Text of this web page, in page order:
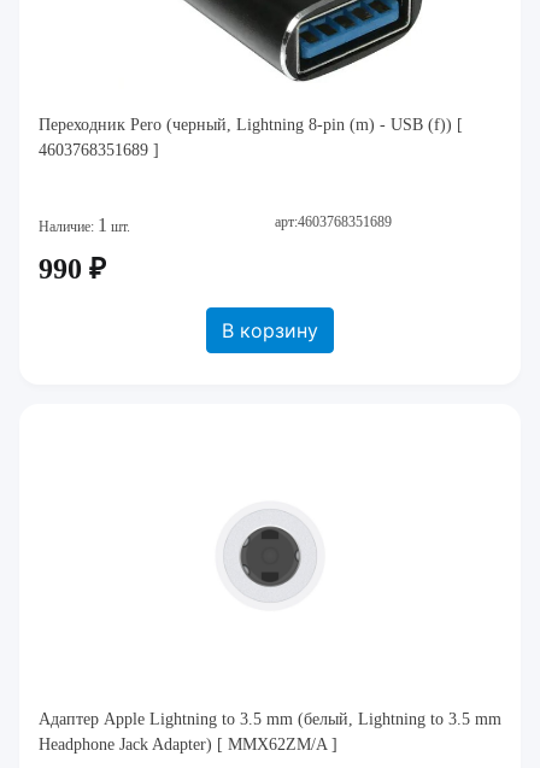
Переходник Pero (черный, Lightning 8-pin (m) - USB (f)) [
4603768351689 ]
Наличие: 1 шт. арт:4603768351689
990 ₽
В корзину
Адаптер Apple Lightning to 3.5 mm (белый, Lightning to 3.5 mm
Headphone Jack Adapter) [ MMX62ZM/A ]